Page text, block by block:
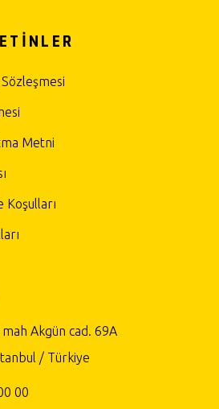
Metni
Koşulları
Akgün cad. 69A
/ Türkiye
00